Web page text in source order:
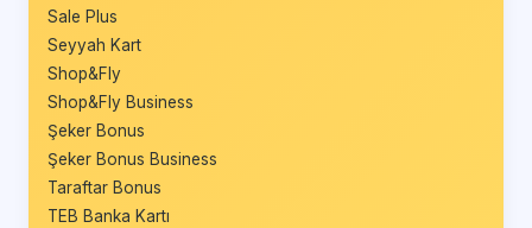
Sale Plus
Seyyah Kart
Shop&Fly
Shop&Fly Business
Şeker Bonus
Şeker Bonus Business
Taraftar Bonus
TEB Banka Kartı